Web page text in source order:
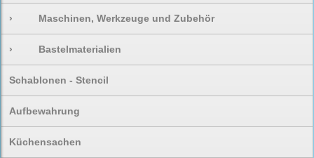
› Maschinen, Werkzeuge und Zubehör
› Bastelmaterialien
Schablonen - Stencil
Aufbewahrung
Küchensachen